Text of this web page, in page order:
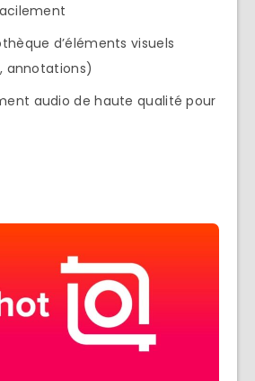
d’éléments visuels
annotations)
audio de haute qualité pour